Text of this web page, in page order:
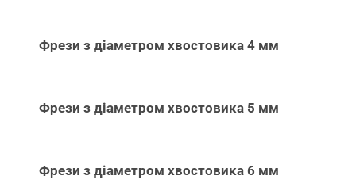
Фрези з діаметром хвостовика 4 мм
Фрези з діаметром хвостовика 5 мм
Фрези з діаметром хвостовика 6 мм